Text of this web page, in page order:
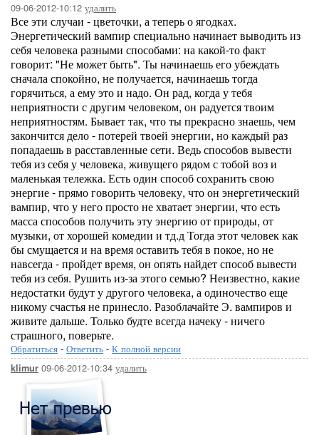
09-06-2012-10:12 удалить
Все эти случаи - цветочки, а теперь о ягодках.
Энергетический вампир специально начинает выводить из
себя человека разными способами: на какой-то факт
говорит: "Не может быть". Ты начинаешь его убеждать
сначала спокойно, не получается, начинаешь тогда
горячиться, а ему это и надо. Он рад, когда у тебя
неприятности с другим человеком, он радуется твоим
неприятностям. Бывает так, что ты прекрасно знаешь, чем
закончится дело - потерей твоей энергии, но каждый раз
попадаешь в расставленные сети. Ведь способов вывести
тебя из себя у человека, живущего рядом с тобой воз и
маленькая тележка. Есть один способ сохранить свою
энергие - прямо говорить человеку, что он энергетический
вампир, что у него просто не хватает энергии, что есть
масса способов получить эту энергию от природы, от
музыки, от хорошей комедии и тд.д Тогда этот человек как
бы смущается и на время оставить тебя в покое, но не
навсегда - пройдет время, он опять найдет способ вывести
тебя из себя. Рушить из-за этого семью? Неизвестно, какие
недостатки будут у другого человека, а одиночество еще
никому счастья не принесло. Разоблачайте Э. вампиров и
живите дальше. Только будте всегда начеку - ничего
страшного, поверьте.
Обратиться - Ответить - К полной версии
klimur 09-06-2012-10:34 удалить